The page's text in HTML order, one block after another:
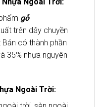
gỗ
trên dây chuyền
có thành phần
35% nhựa nguyên
Ngoài Trời: